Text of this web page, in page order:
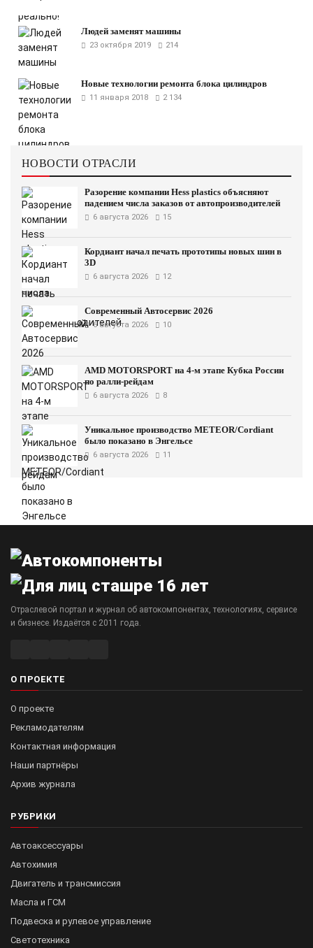
Людей заменят машины
23 октября 2019 214
Новые технологии ремонта блока цилиндров
11 января 2018 2 134
НОВОСТИ ОТРАСЛИ
Разорение компании Hess plastics объясняют
падением числа заказов от автопроизводителей
6 августа 2026 15
Кордиант начал печать прототипы новых шин в
3D
6 августа 2026 12
Современный Автосервис 2026
6 августа 2026 10
AMD MOTORSPORT на 4-м этапе Кубка России
по ралли-рейдам
6 августа 2026 8
Уникальное производство METEOR/Cordiant
было показано в Энгельсе
6 августа 2026 11
Отраслевой портал и журнал об автокомпонентах, технологиях, сервисе
и бизнесе. Издаётся с 2011 года.
О ПРОЕКТЕ
О проекте
Рекламодателям
Контактная информация
Наши партнёры
Архив журнала
РУБРИКИ
Автоаксессуары
Автохимия
Двигатель и трансмиссия
Масла и ГСМ
Подвеска и рулевое управление
Светотехника